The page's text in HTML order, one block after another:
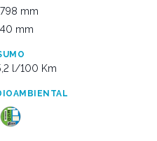
mm
mm
l/100 Km